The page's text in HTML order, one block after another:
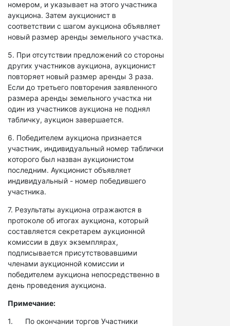
номером, и указывает на этого участника
аукциона. Затем аукционист в
соответствии с шагом аукциона объявляет
новый размер аренды земельного участка.
5. При отсутствии предложений со стороны
других участников аукциона, аукционист
повторяет новый размер аренды 3 раза.
Если до третьего повторения заявленного
размера аренды земельного участка ни
один из участников аукциона не поднял
табличку, аукцион завершается.
6. Победителем аукциона признается
участник, индивидуальный номер таблички
которого был назван аукционистом
последним. Аукционист объявляет
индивидуальный - номер победившего
участника.
7. Результаты аукциона отражаются в
протоколе об итогах аукциона, который
составляется секретарем аукционной
комиссии в двух экземплярах,
подписывается присутствовавшими
членами аукционной комиссии и
победителем аукциона непосредственно в
день проведения аукциона.
Примечание:
1. По окончании торгов Участники